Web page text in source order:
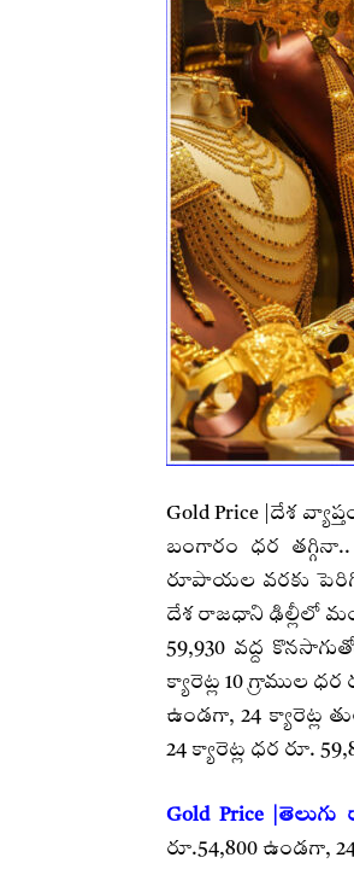
Gold Price |దేశ
బంగారం ధర
రూపాయల వరకు
దేశ రాజధాని ఢిల్లీలో
59,930 వద్ద
క్యారెట్ల 10 గ్రాముల
ఉండగా, 24 క్యారెట్ల
24 క్యారెట్ల ధర రూ.
Gold Price
రూ.54,800 ఉండగా,